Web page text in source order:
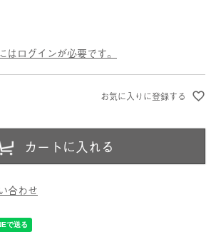
ログインが必要です。
お気に入りに登録する
カートに入れる
合わせ